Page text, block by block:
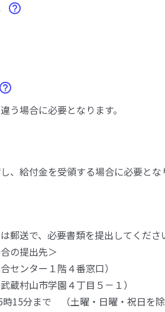
う場合に必要となります。
、給付金を受領する場合に必要とな
郵送で、必要書類を提出してくださ
の提出先＞
センター１階４番窓口）
蔵村山市学園４丁目５－１）
15分まで （土曜・日曜・祝日を除